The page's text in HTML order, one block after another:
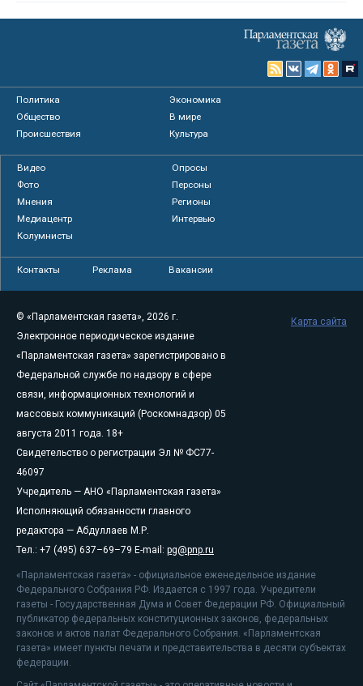
Политика
Экономика
Общество
В мире
Происшествия
Культура
Видео
Опросы
Фото
Персоны
Мнения
Регионы
Медиацентр
Интервью
Колумнисты
Контакты Реклама Вакансии
© «Парламентская газета», 2026 г.
Электронное периодическое издание
«Парламентская газета» зарегистрировано в
Федеральной службе по надзору в сфере
связи, информационных технологий и
массовых коммуникаций (Роскомнадзор) 05
августа 2011 года. 18+
Свидетельство о регистрации Эл № ФС77-
46097
Учредитель — АНО «Парламентская газета»
Исполняющий обязанности главного
редактора — Абдуллаев М.Р.
Тел.: +7 (495) 637–69–79 E-mail: pg@pnp.ru
«Парламентская газета» - официальное еженедельное издание
Федерального Собрания РФ. Издается с 1997 года. Учредители
газеты - Государственная Дума и Совет Федерации РФ. Официальный
публикатор федеральных конституционных законов, федеральных
законов и актов палат Федерального Собрания. «Парламентская
газета» имеет пункты печати и представительства в десяти субъектах
федерации.
Карта сайта